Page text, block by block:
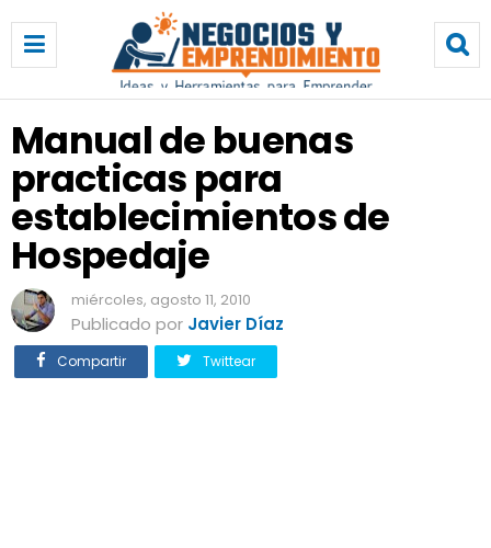
n
u
d
e
b
e
a
s
p
r
Manual de buenas
practicas para
establecimientos de
Hospedaje
miércoles, agosto 11, 2010
Publicado por Javier Díaz
Compartir Twittear